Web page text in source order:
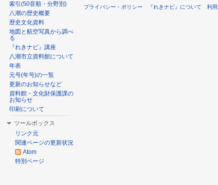
索引(50音順・分野別)
八潮の歴史概要
歴史文化資料
地図と航空写真から調べ
る
『れきナビ』講座
八潮市立資料館について
年表
元号(年号)の一覧
更新のお知らせなど
資料館・文化財保護課の
お知らせ
印刷について
ツールボックス
リンク元
関連ページの更新状況
Atom
特別ページ
プライバシー・ポリシー 『れきナビ』について 利